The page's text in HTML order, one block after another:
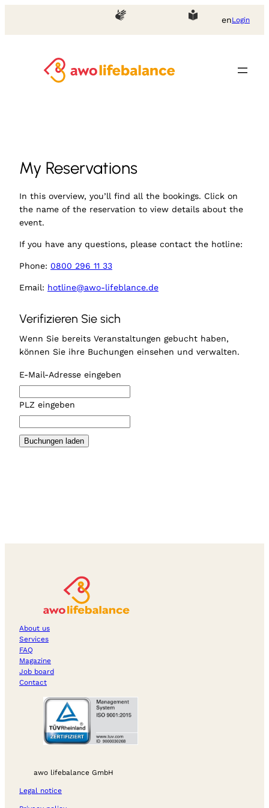
content
enLogin
My Reservations
In this overview, you’ll find all the bookings. Click on
the name of the reservation to view details about the
event.
If you have any questions, please contact the hotline:
Phone: 0800 296 11 33
Email: hotline@awo-lifeblance.de
Verifizieren Sie sich
Wenn Sie bereits Veranstaltungen gebucht haben,
können Sie ihre Buchungen einsehen und verwalten.
E-Mail-Adresse eingeben
PLZ eingeben
Buchungen laden
About us
Services
FAQ
Magazine
Job board
Contact
awo lifebalance GmbH
Legal notice